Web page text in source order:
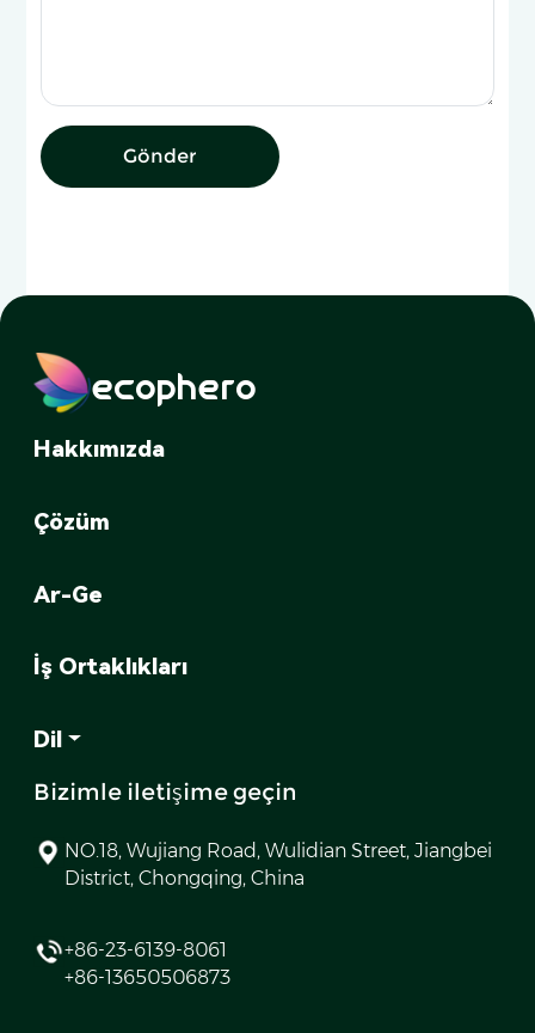
Gönder
ecophero
Hakkımızda
Çözüm
Ar-Ge
İş Ortaklıkları
Dil
Bizimle iletişime geçin
NO.18, Wujiang Road, Wulidian Street, Jiangbei
District, Chongqing, China
+86-23-6139-8061
+86-13650506873